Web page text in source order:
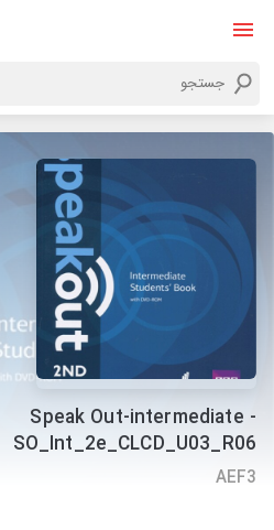
Speak Out-intermediate -
SO_Int_2e_CLCD_U03_R06
AEF3